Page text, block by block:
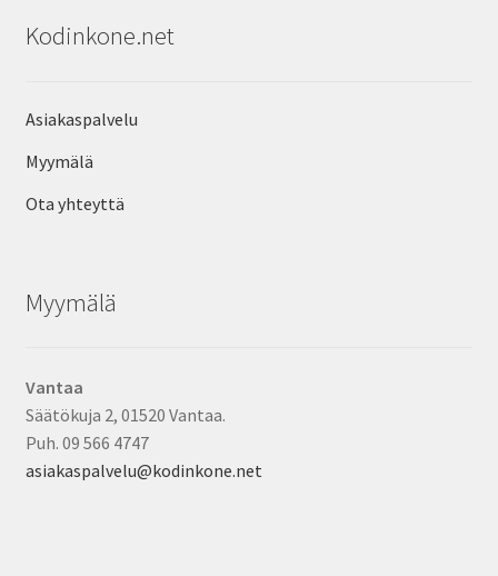
Kodinkone.net
Asiakaspalvelu
Myymälä
Ota yhteyttä
Myymälä
Vantaa
Säätökuja 2, 01520 Vantaa.
Puh. 09 566 4747
asiakaspalvelu@kodinkone.net